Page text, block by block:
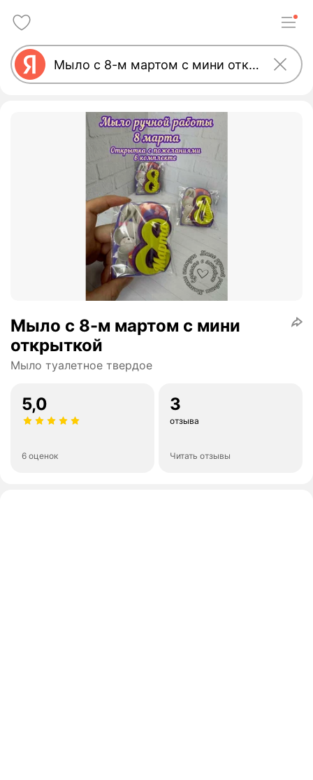
Мыло с 8-м мартом с мини
открыткой
Мыло туалетное твердое
5,0
6 оценок
3
отзыва
Читать отзывы